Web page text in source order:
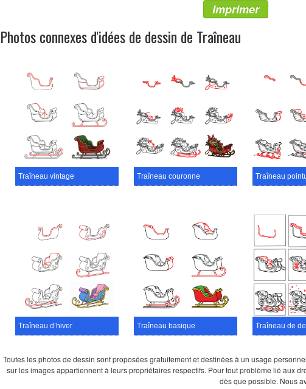
Imprimer
Photos connexes d'idées de dessin de Traîneau
Traîneau vintage Traîneau couronne Traîneau
Traîneau d’hiver Traîneau basique Traîneau de
Toutes les photos de dessin sont proposées gratuitement et destinées à un usage
sur les images appartiennent à leurs propriétaires respectifs. Pour tout problème lié aux
dès que possible. Nous